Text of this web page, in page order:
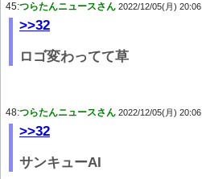
45:つらたんニュースさん 2022/12/05(月) 20:06
>>32
ロゴ変わってて草
48:つらたんニュースさん 2022/12/05(月) 20:06
>>32
サンキューAI